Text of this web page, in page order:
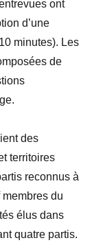
ont
d’une
minutes). Les
de
des
territoires
reconnus à
du
élusdans
quatre partis.